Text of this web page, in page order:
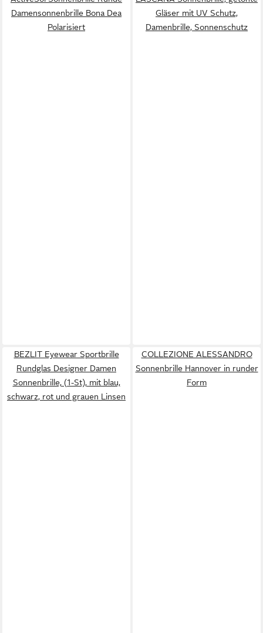
Damensonnenbrille Bona Dea
Polarisiert
Gläser mit UV Schutz,
Damenbrille, Sonnenschutz
BEZLIT Eyewear Sportbrille
Rundglas Designer Damen
Sonnenbrille, (1-St), mit blau,
schwarz, rot und grauen Linsen
COLLEZIONE ALESSANDRO
Sonnenbrille Hannover in runder
Form